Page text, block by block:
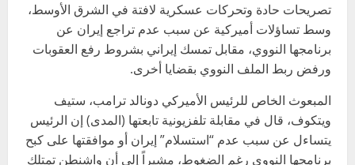
تصريحات حادة وتحركات عسكرية لافتة في الشرق الأوسط،
وسط تساؤلات أميركية عن سبب عدم تراجع إيران عن
برنامجها النووي، مقابل تمسك إيراني بشروط رفع العقوبات
ورفض ربط الملف النووي بقضايا أخرى.
المبعوث الخاص للرئيس الأميركي دونالد ترامب، ستيف
ويتكوف، قال في مقابلة تلفزيونية تابعتها (المدى) إن الرئيس
يتساءل عن سبب عدم “استسلام” إيران أو موافقتها على كبح
برنامجها النووي رغم الضغوط، مشيراً إلى أن واشنطن تمتلك